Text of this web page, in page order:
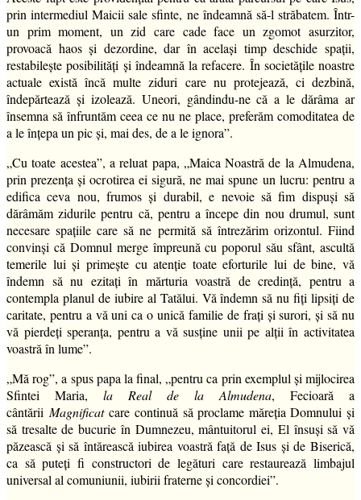
prin intermediul Maicii sale sfinte, ne îndeamnă să-l străbatem. Într-
un prim moment, un zid care cade face un zgomot asurzitor,
provoacă haos și dezordine, dar în același timp deschide spații,
restabilește posibilități și îndeamnă la refacere. În societățile noastre
actuale există încă multe ziduri care nu protejează, ci dezbină,
îndepărtează și izolează. Uneori, gândindu-ne că a le dărâma ar
însemna să înfruntăm ceea ce nu ne place, preferăm comoditatea de
a le înțepa un pic și, mai des, de a le ignora”.
„Cu toate acestea”, a reluat papa, „Maica Noastră de la Almudena,
prin prezența și ocrotirea ei sigură, ne mai spune un lucru: pentru a
edifica ceva nou, frumos și durabil, e nevoie să fim dispuși să
dărâmăm zidurile pentru că, pentru a începe din nou drumul, sunt
necesare spațiile care să ne permită să întrezărim orizontul. Fiind
convinși că Domnul merge împreună cu poporul său sfânt, ascultă
temerile lui și primește cu atenție toate eforturile lui de bine, vă
îndemn să nu ezitați în mărturia voastră de credință, pentru a
contempla planul de iubire al Tatălui. Vă îndemn să nu fiți lipsiți de
caritate, pentru a vă uni ca o unică familie de frați și surori, și să nu
vă pierdeți speranța, pentru a vă susține unii pe alții în activitatea
voastră în lume”.
„Mă rog”, a spus papa la final, „pentru ca prin exemplul și mijlocirea
Sfintei Maria, la Real de la Almudena, Fecioară a
cântăriiMagnificatcare continuă să proclame măreția Domnului și
să tresalte de bucurie în Dumnezeu, mântuitorul ei, El însuși să vă
păzească și să întărească iubirea voastră față de Isus și de Biserică,
ca să puteți fi constructori de legături care restaurează limbajul
universal al comuniunii, iubirii fraterne și concordiei”.